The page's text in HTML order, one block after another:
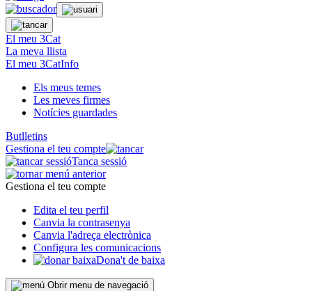
El meu 3Cat
La meva llista
El meu 3CatInfo
Els meus temes
Les meves firmes
Notícies guardades
Butlletins
Gestiona el teu compte
Tanca sessió
Gestiona el teu compte
Edita el teu perfil
Canvia la contrasenya
Canvia l'adreça electrònica
Configura les comunicacions
Dona't de baixa
Obrir menu de navegació